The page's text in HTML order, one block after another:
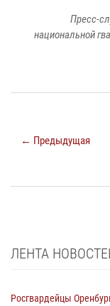
Пресс-
национальной
← Предыдущая
ЛЕНТА
Росгвардейцы